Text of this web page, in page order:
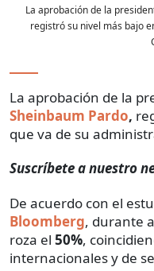
La aprobación de la
registró su nivel más bajo
La aprobación de la
Sheinbaum Pardo,
que va de su
Suscríbete a nuestro
De acuerdo con el
Bloomberg, durante
roza el 50%,
internacionales y de